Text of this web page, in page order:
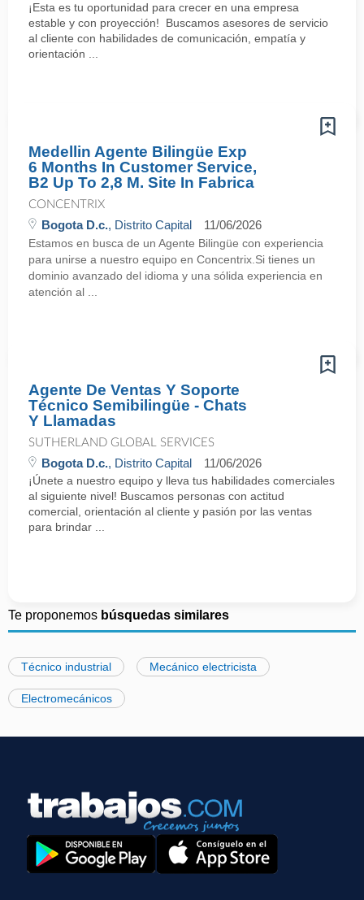
¡Esta es tu oportunidad para crecer en una empresa
estable y con proyección! Buscamos asesores de servicio
al cliente con habilidades de comunicación, empatía y
orientación ...
Medellin Agente Bilingüe Exp
6 Months In Customer Service,
B2 Up To 2,8 M. Site In Fabrica
CONCENTRIX
Bogota D.c., Distrito Capital 11/06/2026
Estamos en busca de un Agente Bilingüe con experiencia
para unirse a nuestro equipo en Concentrix.Si tienes un
dominio avanzado del idioma y una sólida experiencia en
atención al ...
Agente De Ventas Y Soporte
Técnico Semibilingüe - Chats
Y Llamadas
SUTHERLAND GLOBAL SERVICES
Bogota D.c., Distrito Capital 11/06/2026
¡Únete a nuestro equipo y lleva tus habilidades comerciales
al siguiente nivel! Buscamos personas con actitud
comercial, orientación al cliente y pasión por las ventas
para brindar ...
Te proponemos búsquedas similares
Técnico industrial Mecánico electricista
Electromecánicos